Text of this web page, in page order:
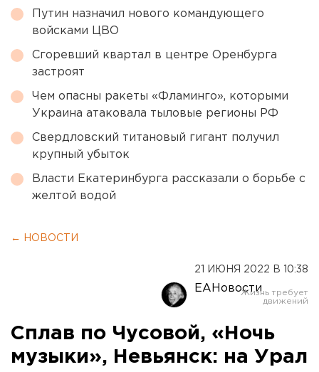
Путин назначил нового командующего
войсками ЦВО
Сгоревший квартал в центре Оренбурга
застроят
Чем опасны ракеты «Фламинго», которыми
Украина атаковала тыловые регионы РФ
Свердловский титановый гигант получил
крупный убыток
Власти Екатеринбурга рассказали о борьбе с
желтой водой
← НОВОСТИ
21 ИЮНЯ 2022 В 10:38
ЕАНовости
Сплав по Чусовой, «Ночь
музыки», Невьянск: на Урал